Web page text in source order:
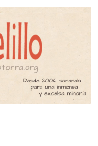
de música
Podcast